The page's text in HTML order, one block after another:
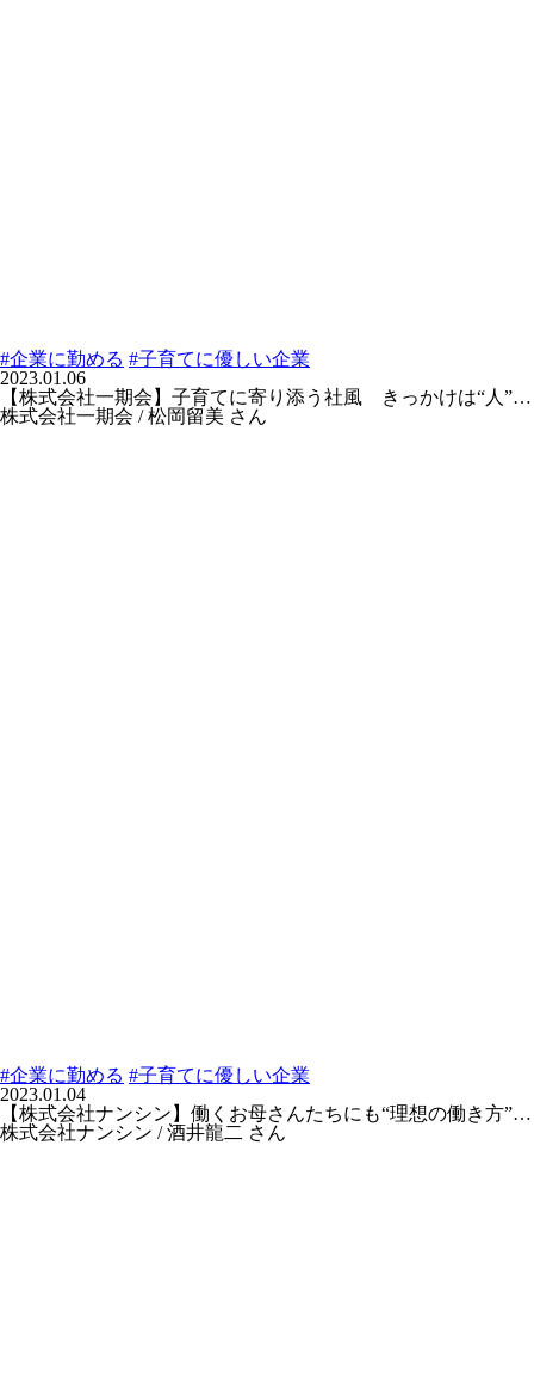
#企業に勤める #子育てに優しい企業
2023.01.06
【株式会社一期会】子育てに寄り添う社風 きっかけは“人”…
株式会社一期会 / 松岡留美 さん
#企業に勤める #子育てに優しい企業
2023.01.04
【株式会社ナンシン】働くお母さんたちにも“理想の働き方”…
株式会社ナンシン / 酒井龍二 さん